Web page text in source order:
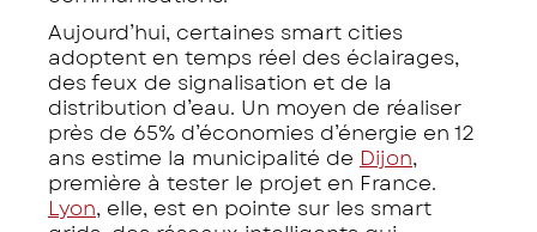
Aujourd’hui, certaines smart cities
adoptent en temps réel des éclairages,
des feux de signalisation et de la
distribution d’eau. Un moyen de réaliser
près de 65% d’économies d’énergie en 12
ans estime la municipalité de Dijon,
première à tester le projet en France.
Lyon, elle, est en pointe sur les smart